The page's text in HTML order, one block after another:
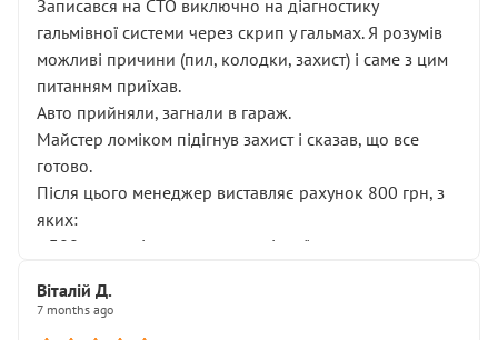
Записався на СТО виключно на діагностику
гальмівної системи через скрип у гальмах. Я розумів
можливі причини (пил, колодки, захист) і саме з цим
питанням приїхав.
Авто прийняли, загнали в гараж.
Майстер ломіком підігнув захист і сказав, що все
готово.
Після цього менеджер виставляє рахунок 800 грн, з
яких:
• 300 грн — діагностика гальмівної системи
НЕ погоджував
Віталій Д.
7 months ago